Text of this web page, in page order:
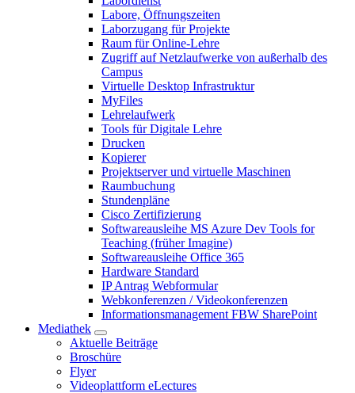
Labore, Öffnungszeiten
Laborzugang für Projekte
Raum für Online-Lehre
Zugriff auf Netzlaufwerke von außerhalb des
Campus
Virtuelle Desktop Infrastruktur
MyFiles
Lehrelaufwerk
Tools für Digitale Lehre
Drucken
Kopierer
Projektserver und virtuelle Maschinen
Raumbuchung
Stundenpläne
Cisco Zertifizierung
Softwareausleihe MS Azure Dev Tools for
Teaching (früher Imagine)
Softwareausleihe Office 365
Hardware Standard
IP Antrag Webformular
Webkonferenzen / Videokonferenzen
Informationsmanagement FBW SharePoint
Mediathek
Aktuelle Beiträge
Broschüre
Flyer
Videoplattform eLectures